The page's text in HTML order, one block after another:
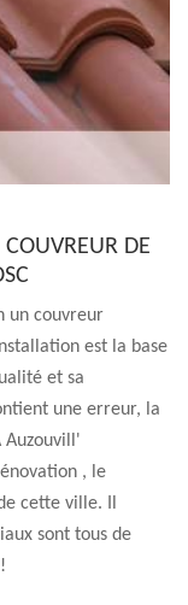
DE
un couvreur
est la base
et sa
une erreur, la
Auzouvill'
, le
cette ville. Il
sont tous de